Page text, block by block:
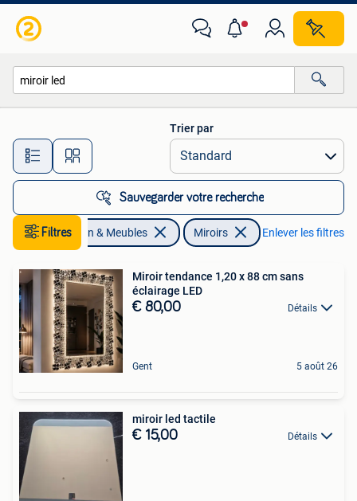
Toutes les distances…
Trier par
Sauvegarder votre recherche
FiltresMaison & Meubles Miroirs Enlever les filtres
Miroir tendance 1,20 x 88 cm sans
éclairage LED
€ 80,00 Détails
Gent 5 août 26
miroir led tactile
€ 15,00 Détails